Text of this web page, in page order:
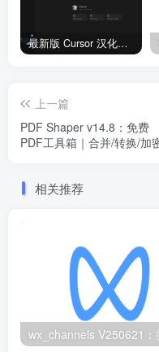
最新版 Cursor 汉化设置中文教程（两种简单方法，附中文语言包下载）
上一篇
PDF Shaper v14.8：免费
PDF工具箱｜合并/转换/加
相关推荐